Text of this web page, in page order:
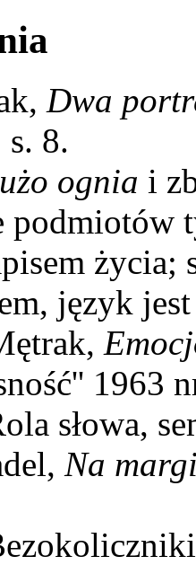
Dwa
8.
ognia i
podmiotów
życia;
język
1963
słowa,
Na